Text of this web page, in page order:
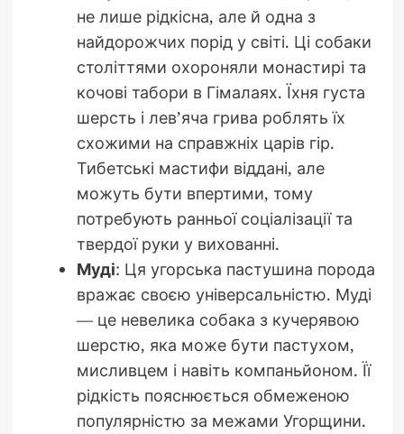
не лише рідкісна, але й одна з
найдорожчих порід у світі. Ці собаки
століттями охороняли монастирі та
кочові табори в Гімалаях. Їхня густа
шерсть і лев’яча грива роблять їх
схожими на справжніх царів гір.
Тибетські мастифи віддані, але
можуть бути впертими, тому
потребують ранньої соціалізації та
твердої руки у вихованні.
Муді: Ця угорська пастушина порода
вражає своєю універсальністю. Муді
— це невелика собака з кучерявою
шерстю, яка може бути пастухом,
мисливцем і навіть компаньйоном. Її
рідкість пояснюється обмеженою
популярністю за межами Угорщини.